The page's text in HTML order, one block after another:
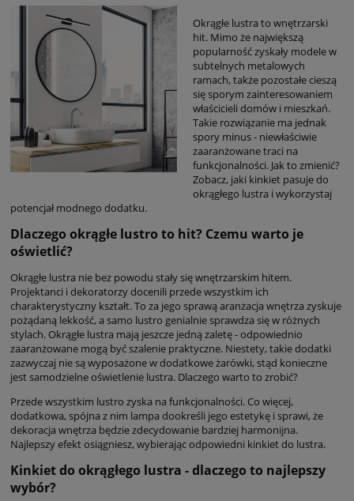
Okrągłe lustra to wnętrzarski
hit. Mimo że największą
popularność zyskały modele w
subtelnych metalowych
ramach, także pozostałe cieszą
się sporym zainteresowaniem
właścicieli domów i mieszkań.
Takie rozwiązanie ma jednak
spory minus - niewłaściwie
zaaranżowane traci na
funkcjonalności. Jak to zmienić?
Zobacz, jaki kinkiet pasuje do
okrągłego lustra i wykorzystaj
potencjał modnego dodatku.
Dlaczego okrągłe lustro to hit? Czemu warto je
oświetlić?
Okrągłe lustra nie bez powodu stały się wnętrzarskim hitem.
Projektanci i dekoratorzy docenili przede wszystkim ich
charakterystyczny kształt. To za jego sprawą aranżacja wnętrza zyskuje
pożądaną lekkość, a samo lustro genialnie sprawdza się w różnych
stylach. Okrągłe lustra mają jeszcze jedną zaletę - odpowiednio
zaaranżowane mogą być szalenie praktyczne. Niestety, takie dodatki
zazwyczaj nie są wyposażone w dodatkowe żarówki, stąd konieczne
jest samodzielne oświetlenie lustra. Dlaczego warto to zrobić?
Przede wszystkim lustro zyska na funkcjonalności. Co więcej,
dodatkowa, spójna z nim lampa dookreśli jego estetykę i sprawi, że
dekoracja wnętrza będzie zdecydowanie bardziej harmonijna.
Najlepszy efekt osiągniesz, wybierając odpowiedni kinkiet do lustra.
Kinkiet do okrągłego lustra - dlaczego to najlepszy
wybór?